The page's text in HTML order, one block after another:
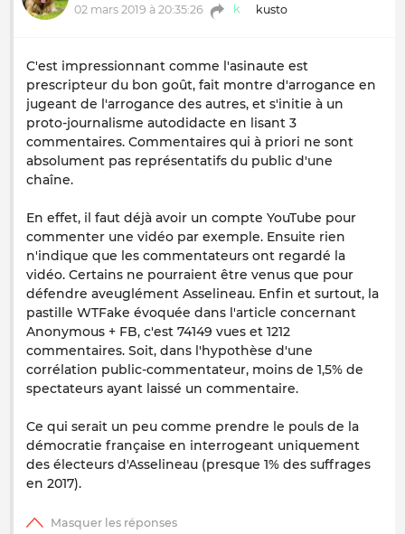
02 mars 2019 à 20:35:26 kusto
C'est impressionnant comme l'asinaute est
prescripteur du bon goût, fait montre d'arrogance en
jugeant de l'arrogance des autres, et s'initie à un
proto-journalisme autodidacte en lisant 3
commentaires. Commentaires qui à priori ne sont
absolument pas représentatifs du public d'une
chaîne.
En effet, il faut déjà avoir un compte YouTube pour
commenter une vidéo par exemple. Ensuite rien
n'indique que les commentateurs ont regardé la
vidéo. Certains ne pourraient être venus que pour
défendre aveuglément Asselineau. Enfin et surtout, la
pastille WTFake évoquée dans l'article concernant
Anonymous + FB, c'est 74149 vues et 1212
commentaires. Soit, dans l'hypothèse d'une
corrélation public-commentateur, moins de 1,5% de
spectateurs ayant laissé un commentaire.
Ce qui serait un peu comme prendre le pouls de la
démocratie française en interrogeant uniquement
des électeurs d'Asselineau (presque 1% des suffrages
en 2017).